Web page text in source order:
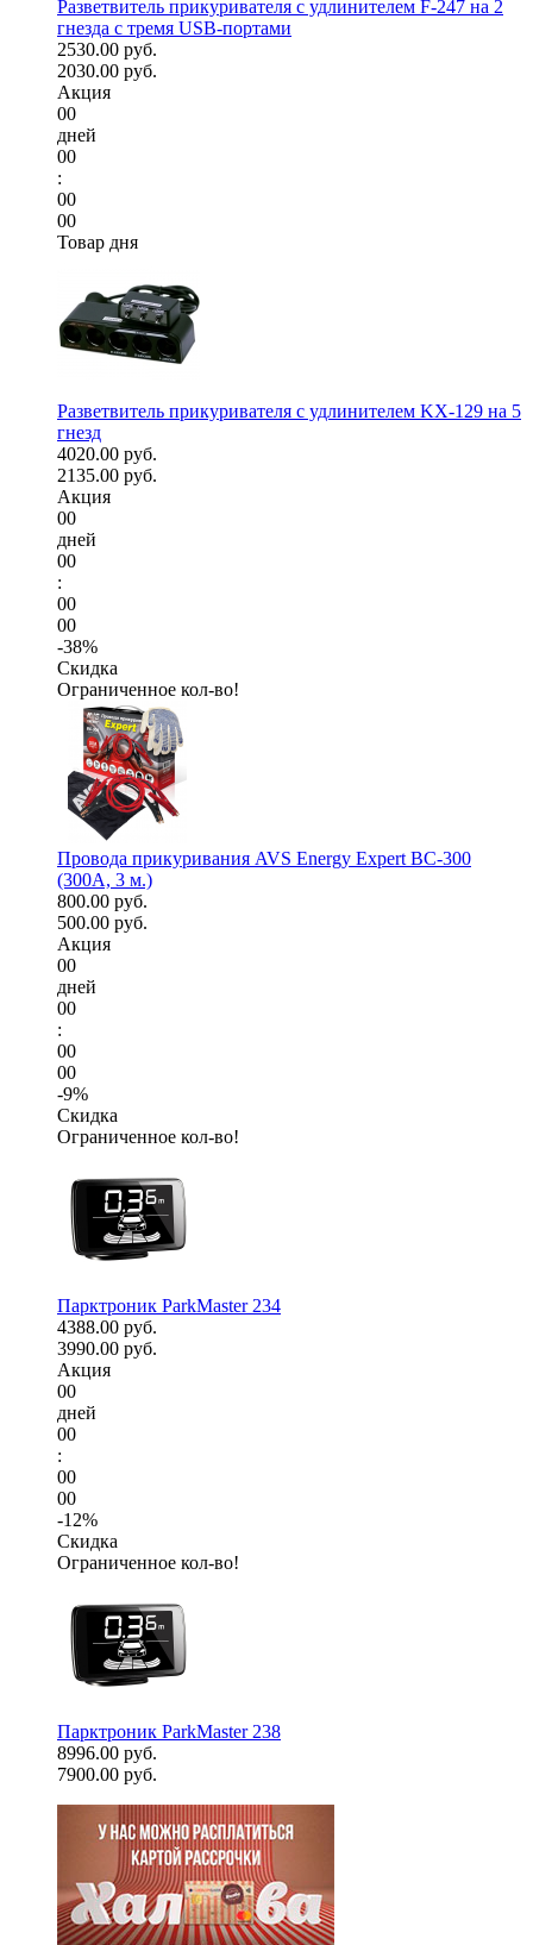
Разветвитель прикуривателя с удлинителем F-247 на 2
гнезда с тремя USB-портами
2530.00 руб.
2030.00 руб.
Акция
00
дней
00
:
00
00
Товар дня
Разветвитель прикуривателя с удлинителем KX-129 на 5
гнезд
4020.00 руб.
2135.00 руб.
Акция
00
дней
00
:
00
00
-38%
Скидка
Ограниченное кол-во!
Провода прикуривания AVS Energy Expert BC-300
(300А, 3 м.)
800.00 руб.
500.00 руб.
Акция
00
дней
00
:
00
00
-9%
Скидка
Ограниченное кол-во!
Парктроник ParkMaster 234
4388.00 руб.
3990.00 руб.
Акция
00
дней
00
:
00
00
-12%
Скидка
Ограниченное кол-во!
Парктроник ParkMaster 238
8996.00 руб.
7900.00 руб.